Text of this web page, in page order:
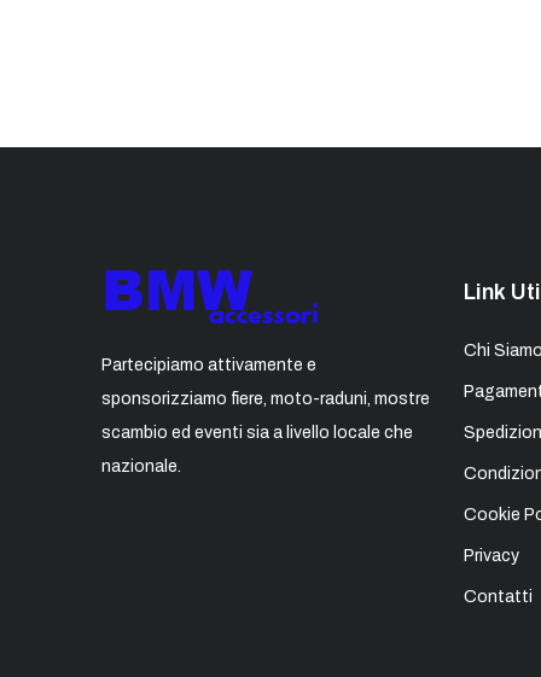
Partecipiamo attivamente e
sponsorizziamo fiere, moto-raduni, mostre
scambio ed eventi sia a livello locale che
nazionale.
Link
Chi Siamo
Cookie
Privacy
Contatti